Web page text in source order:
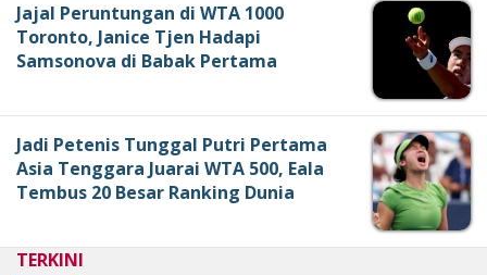
Jajal Peruntungan di WTA 1000
Toronto, Janice Tjen Hadapi
Samsonova di Babak Pertama
Jadi Petenis Tunggal Putri Pertama
Asia Tenggara Juarai WTA 500, Eala
Tembus 20 Besar Ranking Dunia
TERKINI